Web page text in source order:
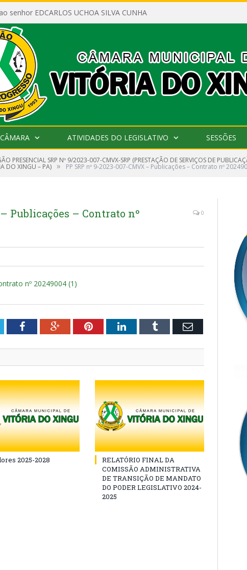
senhor EDCARLOS UCHOA SILVA CUNHA
ATIVIDADES DO LEGISLATIVO SESSÕES
PRESENCIAL SRP Nº 9/2023-007-CMVX-SRP (PRESTAÇÃO DE SERVIÇOS DE
DO XINGU – PA) » PP SRP nº 9-2023-007-CMVX – Publicações – Contrato nº
Publicações – Contrato nº
0
nº 20249004 (1)
FacebookGoogle+PinterestLinkedInTumblr Email
2025-2028
RELATÓRIO FINAL DA
COMISSÃO ADMINISTRATIVA
DE TRANSIÇÃO DE MANDATO
DO PODER LEGISLATIVO 2024-
2025